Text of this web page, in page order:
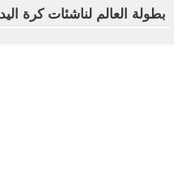
بطولة العالم لناشئات كرة اليد